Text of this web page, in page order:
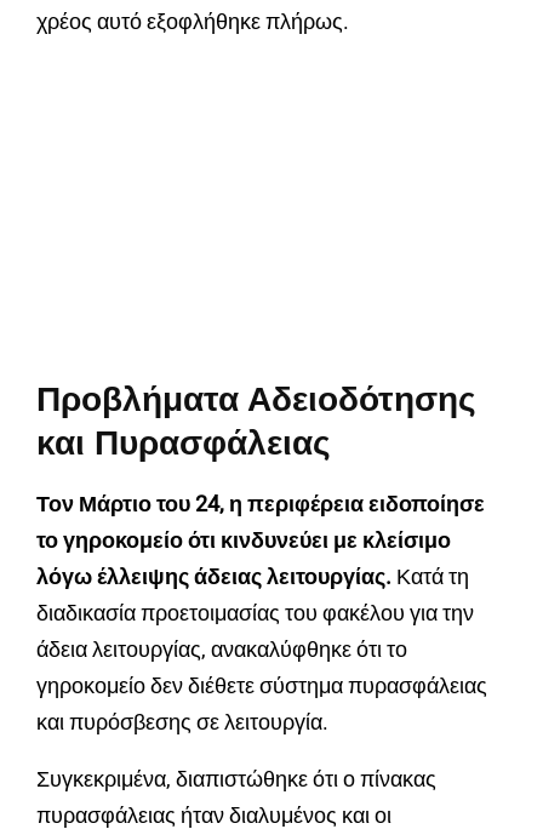
χρέος αυτό εξοφλήθηκε πλήρως.
Προβλήματα Αδειοδότησης
και Πυρασφάλειας
Τον Μάρτιο του 24, η περιφέρεια ειδοποίησε
το γηροκομείο ότι κινδυνεύει με κλείσιμο
λόγω έλλειψης άδειας λειτουργίας. Κατά τη
διαδικασία προετοιμασίας του φακέλου για την
άδεια λειτουργίας, ανακαλύφθηκε ότι το
γηροκομείο δεν διέθετε σύστημα πυρασφάλειας
και πυρόσβεσης σε λειτουργία.
Συγκεκριμένα, διαπιστώθηκε ότι ο πίνακας
πυρασφάλειας ήταν διαλυμένος και οι